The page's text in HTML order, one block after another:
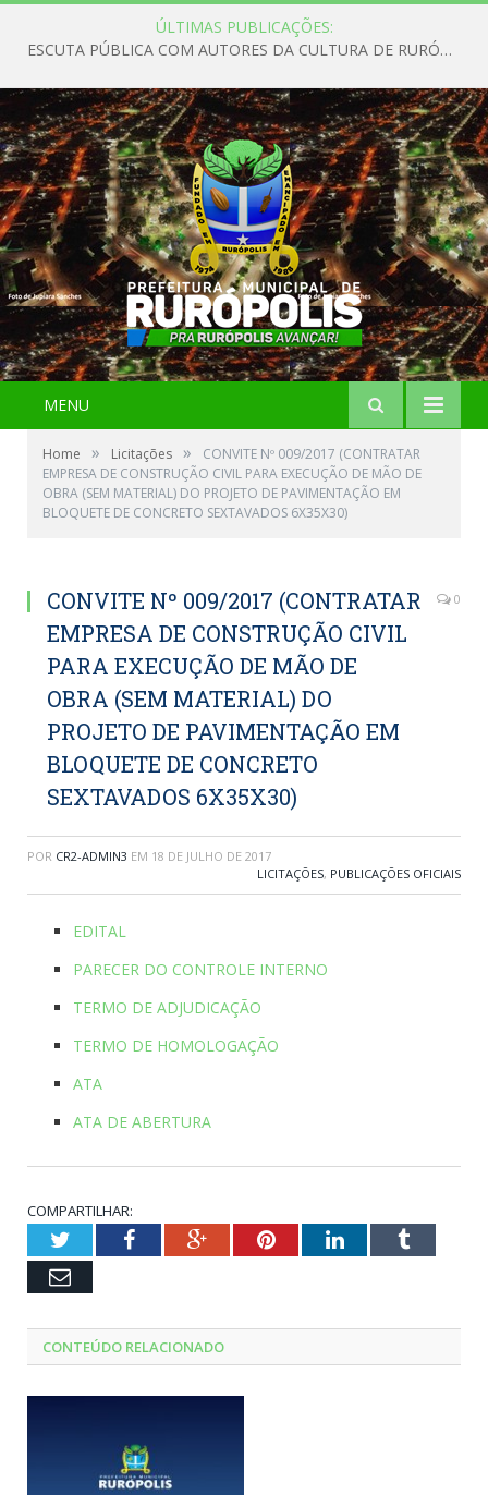
ÚLTIMAS PUBLICAÇÕES:
ESCUTA PÚBLICA COM AUTORES DA CULTURA DE RURÓPOLIS
MENU
Home » Licitações »
CONVITE Nº 009/2017 (CONTRATAR
EMPRESA DE CONSTRUÇÃO CIVIL PARA EXECUÇÃO DE MÃO DE
OBRA (SEM MATERIAL) DO PROJETO DE PAVIMENTAÇÃO EM
BLOQUETE DE CONCRETO SEXTAVADOS 6X35X30)
CONVITE Nº 009/2017 (CONTRATAR
EMPRESA DE CONSTRUÇÃO CIVIL
PARA EXECUÇÃO DE MÃO DE
OBRA (SEM MATERIAL) DO
PROJETO DE PAVIMENTAÇÃO EM
BLOQUETE DE CONCRETO
SEXTAVADOS 6X35X30)
0
POR CR2-ADMIN3 EM 18 DE JULHO DE 2017
LICITAÇÕES, PUBLICAÇÕES OFICIAIS
EDITAL
PARECER DO CONTROLE INTERNO
TERMO DE ADJUDICAÇÃO
TERMO DE HOMOLOGAÇÃO
ATA
ATA DE ABERTURA
COMPARTILHAR:
TwitterFacebookGoogle+PinterestLinkedInTumblr
Email
CONTEÚDO RELACIONADO